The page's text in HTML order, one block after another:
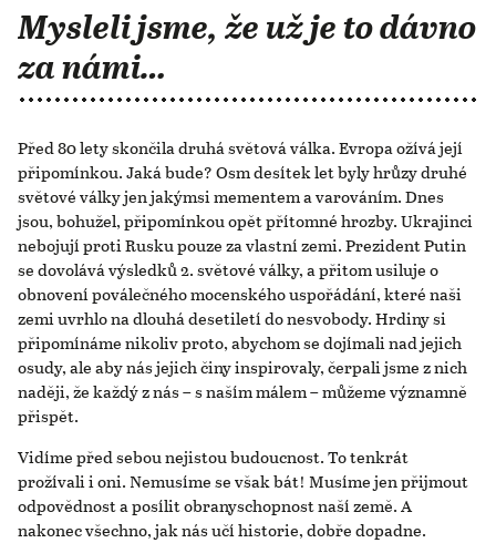
Mysleli jsme, že už je to dávno
za námi…
Před 80 lety skončila druhá světová válka. Evropa ožívá její
připomínkou. Jaká bude? Osm desítek let byly hrůzy druhé
světové války jen jakýmsi mementem a varováním. Dnes
jsou, bohužel, připomínkou opět přítomné hrozby. Ukrajinci
nebojují proti Rusku pouze za vlastní zemi. Prezident Putin
se dovolává výsledků 2. světové války, a přitom usiluje o
obnovení poválečného mocenského uspořádání, které naši
zemi uvrhlo na dlouhá desetiletí do nesvobody. Hrdiny si
připomínáme nikoliv proto, abychom se dojímali nad jejich
osudy, ale aby nás jejich činy inspirovaly, čerpali jsme z nich
naději, že každý z nás – s naším málem – můžeme významně
přispět.
Vidíme před sebou nejistou budoucnost. To tenkrát
prožívali i oni. Nemusíme se však bát! Musíme jen přijmout
odpovědnost a posílit obranyschopnost naší země. A
nakonec všechno, jak nás učí historie, dobře dopadne.